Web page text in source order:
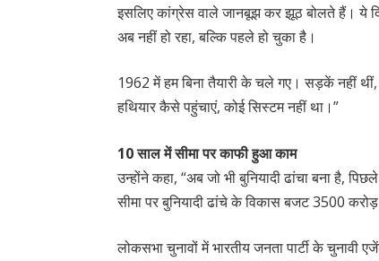
इसलिए कांग्रेस वाले जानबूझ कर झूठ बोलते हैं। ये
अब नहीं हो रहा, बल्कि पहले हो चुका है।
1962 में हम बिना तैयारी के चले गए। सड़कें नहीं
हथियार कैसे पहुंचाएं, कोई सिस्टम नहीं था।”
10 साल में सीमा पर काफी हुआ काम
उन्होंने कहा, “अब जो भी बुनियादी ढांचा बना है,
सीमा पर बुनियादी ढांचे के विकास बजट 3500
लोकसभा चुनावों में भारतीय जनता पार्टी के